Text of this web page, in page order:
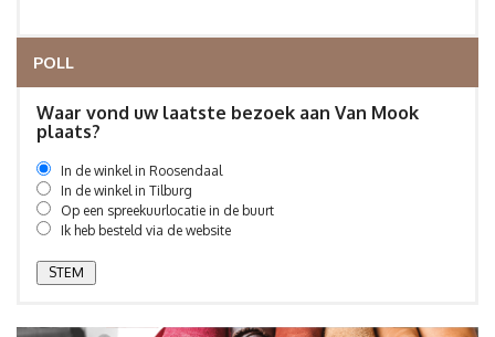
POLL
Waar vond uw laatste bezoek aan Van Mook
plaats?
In de winkel in Roosendaal
In de winkel in Tilburg
Op een spreekuurlocatie in de buurt
Ik heb besteld via de website